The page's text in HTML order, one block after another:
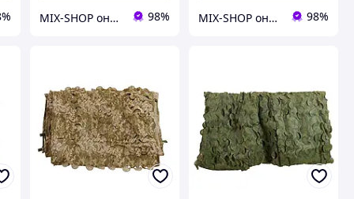
MIX-SHOP онлайн магазин 98% MIX-SHOP онлайн магазин 98%